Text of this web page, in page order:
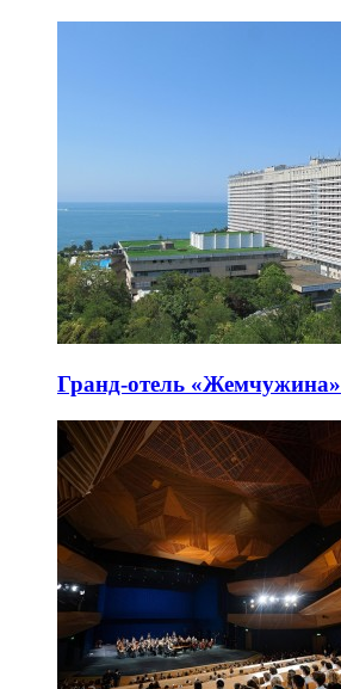
Гранд-отель «Жемчужина»